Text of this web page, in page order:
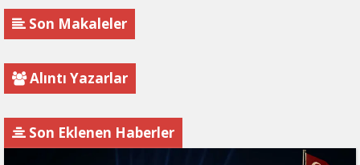
Son Makaleler
Alıntı Yazarlar
Son Eklenen Haberler